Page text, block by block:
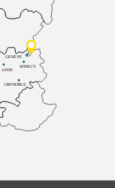
LYON
ANNECY
GRENOBLE
GENÈVE